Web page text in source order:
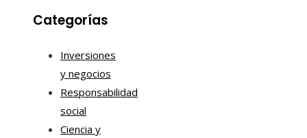
Categorías
Inversiones
y negocios
Responsabilidad
social
Ciencia y